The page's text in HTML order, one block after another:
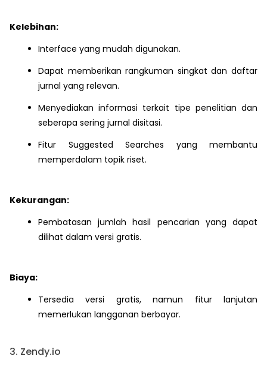
Kelebihan:
Interface yang mudah digunakan.
Dapat memberikan rangkuman singkat dan daftar
jurnal yang relevan.
Menyediakan informasi terkait tipe penelitian dan
seberapa sering jurnal disitasi.
Fitur Suggested Searches yang membantu
memperdalam topik riset.
Kekurangan:
Pembatasan jumlah hasil pencarian yang dapat
dilihat dalam versi gratis.
Biaya:
Tersedia versi gratis, namun fitur lanjutan
memerlukan langganan berbayar.
3. Zendy.io